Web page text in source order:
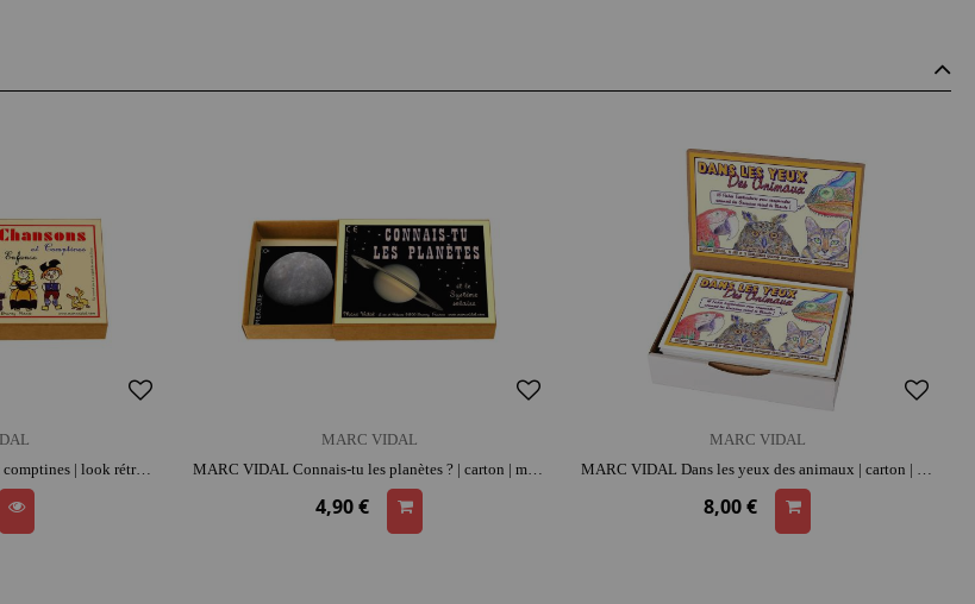
MARC VIDAL 66 chansons et comptines | look rétro | jeux traditionnels
MARC VIDAL
MARC VIDAL Connais-tu les planètes ? | carton | moment convivial et intergénérationnel | jeu éducatif
4,90 €
MARC VIDAL
MARC VIDAL Dans les yeux des animaux | carton | dès 6 ans | format poche | nature
8,00 €